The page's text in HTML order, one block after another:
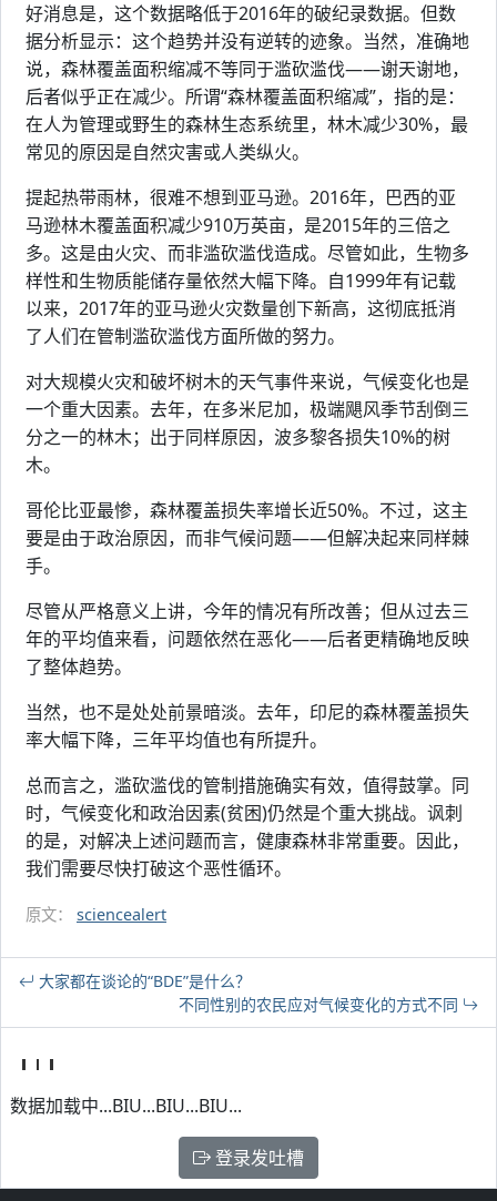
好消息是，这个数据略低于2016年的破纪录数据。但数
据分析显示：这个趋势并没有逆转的迹象。当然，准确地
说，森林覆盖面积缩减不等同于滥砍滥伐——谢天谢地，
后者似乎正在减少。所谓“森林覆盖面积缩减”，指的是：
在人为管理或野生的森林生态系统里，林木减少30%，最
常见的原因是自然灾害或人类纵火。
提起热带雨林，很难不想到亚马逊。2016年，巴西的亚
马逊林木覆盖面积减少910万英亩，是2015年的三倍之
多。这是由火灾、而非滥砍滥伐造成。尽管如此，生物多
样性和生物质能储存量依然大幅下降。自1999年有记载
以来，2017年的亚马逊火灾数量创下新高，这彻底抵消
了人们在管制滥砍滥伐方面所做的努力。
对大规模火灾和破坏树木的天气事件来说，气候变化也是
一个重大因素。去年，在多米尼加，极端飓风季节刮倒三
分之一的林木；出于同样原因，波多黎各损失10%的树
木。
哥伦比亚最惨，森林覆盖损失率增长近50%。不过，这主
要是由于政治原因，而非气候问题——但解决起来同样棘
手。
尽管从严格意义上讲，今年的情况有所改善；但从过去三
年的平均值来看，问题依然在恶化——后者更精确地反映
了整体趋势。
当然，也不是处处前景暗淡。去年，印尼的森林覆盖损失
率大幅下降，三年平均值也有所提升。
总而言之，滥砍滥伐的管制措施确实有效，值得鼓掌。同
时，气候变化和政治因素(贫困)仍然是个重大挑战。讽刺
的是，对解决上述问题而言，健康森林非常重要。因此，
我们需要尽快打破这个恶性循环。
原文： sciencealert
大家都在谈论的“BDE”是什么？
不同性别的农民应对气候变化的方式不同
数据加载中...BIU...BIU...BIU...
登录发吐槽